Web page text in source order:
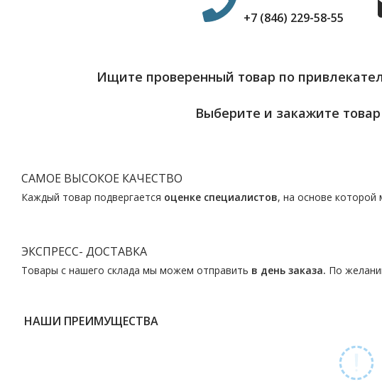
+7 (846) 229-58-55
Ищите проверенный товар по
Выберите и закажите
САМОЕ ВЫСОКОЕ КАЧЕСТВО
Каждый товар подвергается оценке специалистов, на основе
ЭКСПРЕСС- ДОСТАВКА
Товары с нашего склада мы можем отправить в день заказа. По
НАШИ ПРЕИМУЩЕСТВА